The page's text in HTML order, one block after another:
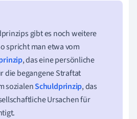
gibt es noch weitere
spricht man etwa vom
, das eine persönliche
die begangene Straftat
sozialenSchuldprinzip, das
Ursachen für